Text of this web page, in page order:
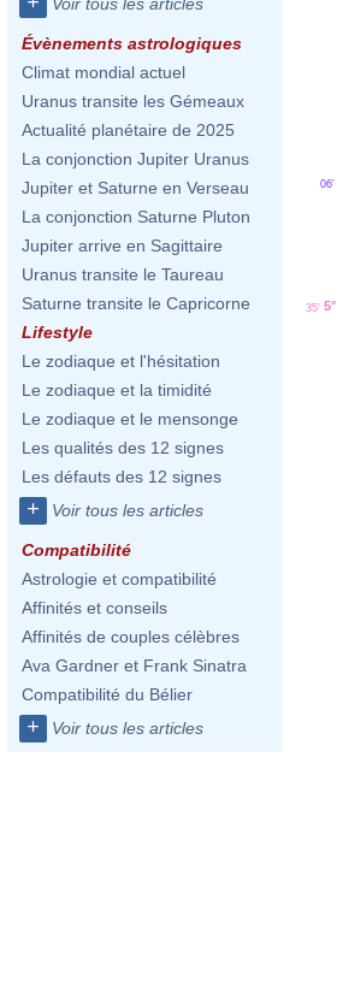
Évènements astrologiques
Climat mondial actuel
Uranus transite les Gémeaux
Actualité planétaire de 2025
La conjonction Jupiter Uranus
Jupiter et Saturne en Verseau
La conjonction Saturne Pluton
Jupiter arrive en Sagittaire
Uranus transite le Taureau
Saturne transite le Capricorne
Lifestyle
Le zodiaque et l'hésitation
Le zodiaque et la timidité
Le zodiaque et le mensonge
Les qualités des 12 signes
Les défauts des 12 signes
+ Voir tous les articles
Compatibilité
Astrologie et compatibilité
Affinités et conseils
Affinités de couples célèbres
Ava Gardner et Frank Sinatra
Compatibilité du Bélier
+ Voir tous les articles
06'
5°
35'